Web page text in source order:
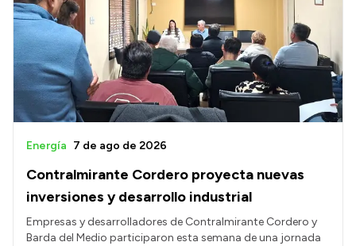
Contralmirante Cordero proyecta nuevas
inversiones y desarrollo industrial
Energía 7 de ago de 2026
Empresas y desarrolladores de Contralmirante Cordero y
Barda del Medio participaron esta semana de una jornada